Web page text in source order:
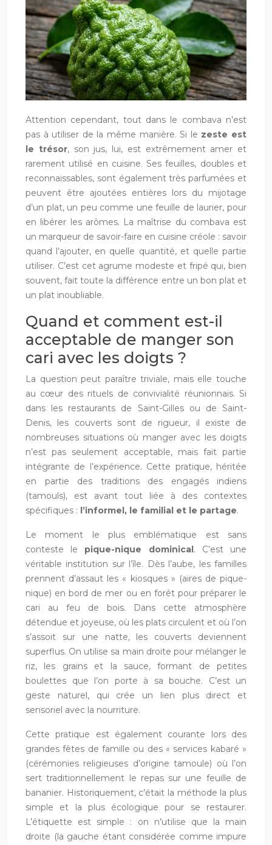
Attention cependant, tout dans le combava n’est
pas à utiliser de la même manière. Si le zeste est
le trésor, son jus, lui, est extrêmement amer et
rarement utilisé en cuisine. Ses feuilles, doubles et
reconnaissables, sont également très parfumées et
peuvent être ajoutées entières lors du mijotage
d’un plat, un peu comme une feuille de laurier, pour
en libérer les arômes. La maîtrise du combava est
un marqueur de savoir-faire en cuisine créole : savoir
quand l’ajouter, en quelle quantité, et quelle partie
utiliser. C’est cet agrume modeste et fripé qui, bien
souvent, fait toute la différence entre un bon plat et
un plat inoubliable.
Quand et comment est-il
acceptable de manger son
cari avec les doigts ?
La question peut paraître triviale, mais elle touche
au cœur des rituels de convivialité réunionnais. Si
dans les restaurants de Saint-Gilles ou de Saint-
Denis, les couverts sont de rigueur, il existe de
nombreuses situations où manger avec les doigts
n’est pas seulement acceptable, mais fait partie
intégrante de l’expérience. Cette pratique, héritée
en partie des traditions des engagés indiens
(tamouls), est avant tout liée à des contextes
spécifiques : l’informel, le familial et le partage.
Le moment le plus emblématique est sans
conteste le pique-nique dominical. C’est une
véritable institution sur l’île. Dès l’aube, les familles
prennent d’assaut les « kiosques » (aires de pique-
nique) en bord de mer ou en forêt pour préparer le
cari au feu de bois. Dans cette atmosphère
détendue et joyeuse, où les plats circulent et où l’on
s’assoit sur une natte, les couverts deviennent
superflus. On utilise sa main droite pour mélanger le
riz, les grains et la sauce, formant de petites
boulettes que l’on porte à sa bouche. C’est un
geste naturel, qui crée un lien plus direct et
sensoriel avec la nourriture.
Cette pratique est également courante lors des
grandes fêtes de famille ou des « services kabaré »
(cérémonies religieuses d’origine tamoule) où l’on
sert traditionnellement le repas sur une feuille de
bananier. Historiquement, c’était la méthode la plus
simple et la plus écologique pour se restaurer.
L’étiquette est simple : on n’utilise que la main
droite (la gauche étant considérée comme impure